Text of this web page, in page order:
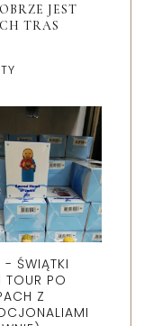
JEST
TRAS
- ŚWIĄTKI
TOUR PO
Z